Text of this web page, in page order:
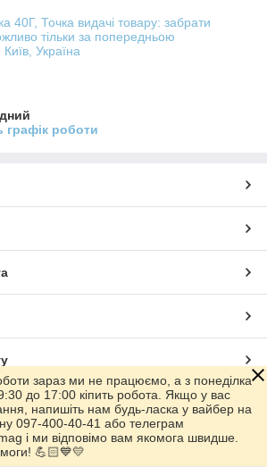
40Г, Точка видачі товару: забрати
тільки за попередньою
Україна
графік роботи
Prom.ua
зараз ми не працюємо, а з понеділка
до 17:00 кіпить робота. Якщо у вас
напишіть нам будь-ласка у вайбер на
097-400-40-41 або телеграм
і ми відповімо вам якомога швидше.
💪🏻💙💛